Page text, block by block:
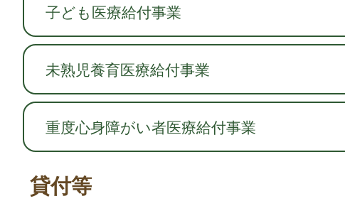
子ども医療給付事業
未熟児養育医療給付事業
重度心身障がい者医療給付事業
貸付等